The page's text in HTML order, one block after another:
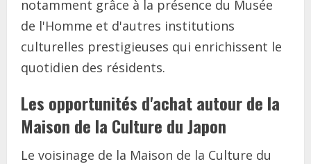
notamment grâce à la présence du Musée
de l'Homme et d'autres institutions
culturelles prestigieuses qui enrichissent le
quotidien des résidents.
Les opportunités d'achat autour de la
Maison de la Culture du Japon
Le voisinage de la Maison de la Culture du